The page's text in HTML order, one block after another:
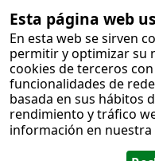
Esta página web
En esta web se sirven
permitir y optimizar su
cookies de terceros
funcionalidades de
basada en sus hábitos
rendimiento y tráfico
información en nuestra